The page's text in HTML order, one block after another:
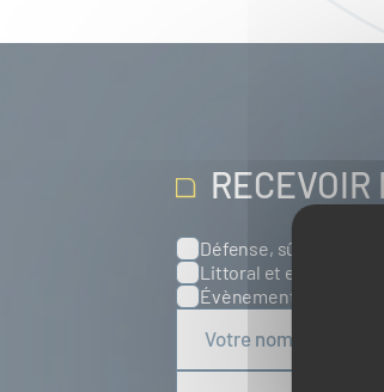
Catégories
Défense, sûreté et
Littoral et
Évènements